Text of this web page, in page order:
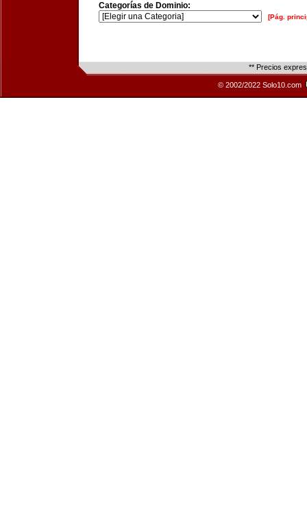
Categorías de Dominio:
[Pág.
** Precios
© 2002/2022 Solo10.com